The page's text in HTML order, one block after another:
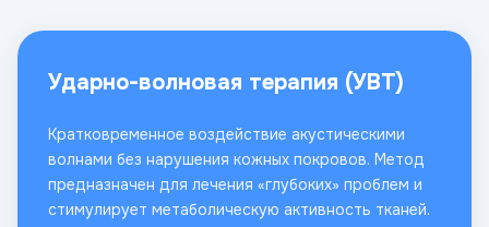
Ударно-волновая терапия (УВТ)
Кратковременное воздействие акустическими
волнами без нарушения кожных покровов. Метод
предназначен для лечения «глубоких» проблем и
стимулирует метаболическую активность тканей.